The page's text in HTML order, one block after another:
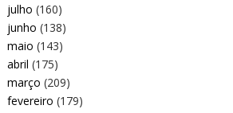
julho (160)
junho (138)
maio (143)
abril (175)
março (209)
fevereiro (179)